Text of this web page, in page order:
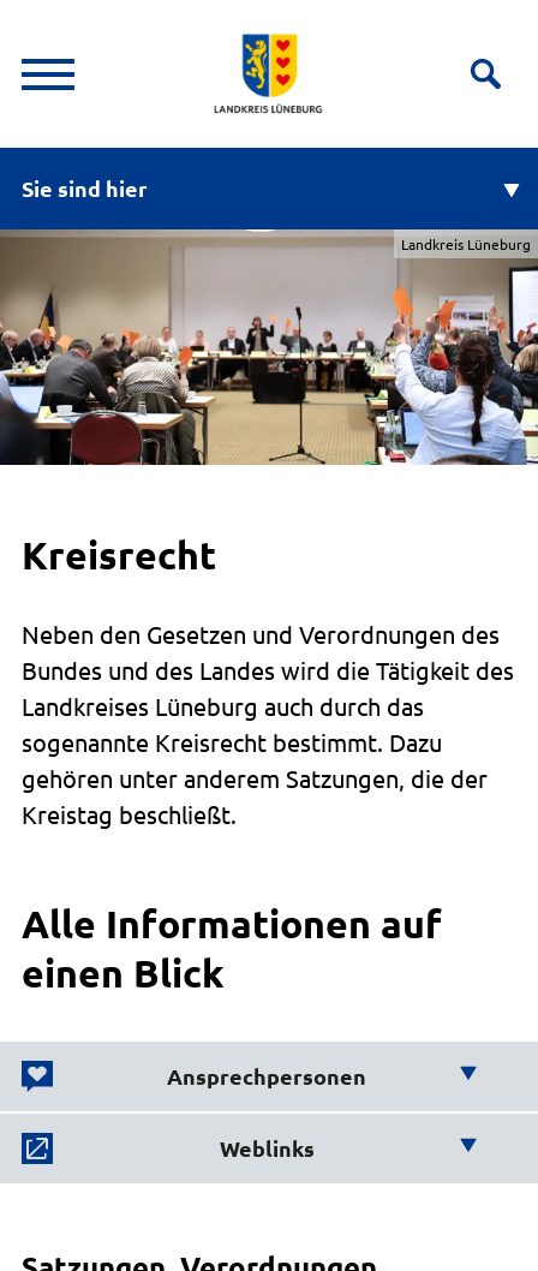
Sie sind hier
Landkreis Lüneburg
Kreisrecht
Neben den Gesetzen und Verordnungen des
Bundes und des Landes wird die Tätigkeit des
Landkreises Lüneburg auch durch das
sogenannte Kreisrecht bestimmt. Dazu
gehören unter anderem Satzungen, die der
Kreistag beschließt.
Alle Informationen auf
einen Blick
Ansprechpersonen
Wir helfen Ihnen weiter!
Fachdienstleitung
Weblinks